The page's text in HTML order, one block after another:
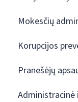
Mokesčių
Korupcijos
Pranešėjų